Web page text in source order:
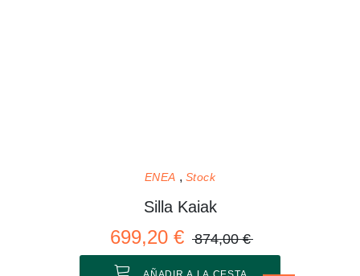
ENEA Stock
Silla Kaiak
699,20 € 874,00 €